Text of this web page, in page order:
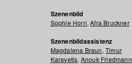
Szenenbild
Sophie Horn,Afra Bruckner
Szenenbildassistenz
Magdalena Braun, Timur
Karayetis, Anouk Friedmann